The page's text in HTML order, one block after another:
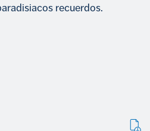
recuerdos.